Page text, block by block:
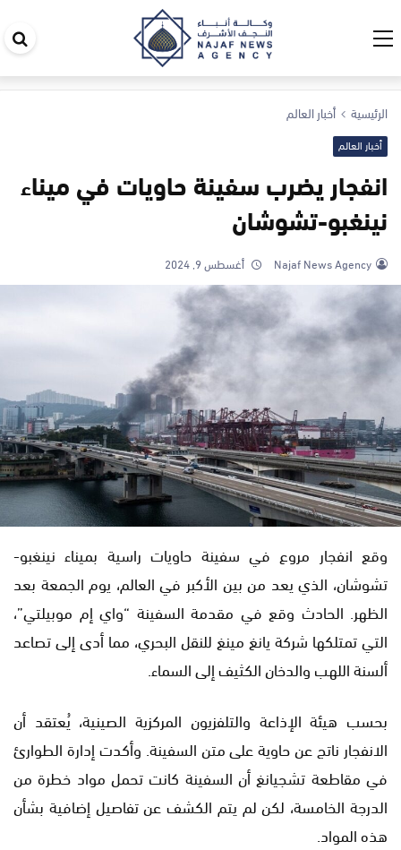
الرئيسية أخبار العالم
أخبار العالم
انفجار يضرب سفينة حاويات في ميناء
نينغبو-تشوشان
Najaf News Agency أغسطس 9, 2024
وقع انفجار مروع في سفينة حاويات راسية بميناء نينغبو-
تشوشان، الذي يعد من بين الأكبر في العالم، يوم الجمعة بعد
الظهر. الحادث وقع في مقدمة السفينة “واي إم موبيلتي”،
التي تمتلكها شركة يانغ مينغ للنقل البحري، مما أدى إلى تصاعد
ألسنة اللهب والدخان الكثيف إلى السماء.
بحسب هيئة الإذاعة والتلفزيون المركزية الصينية، يُعتقد أن
الانفجار ناتج عن حاوية على متن السفينة. وأكدت إدارة الطوارئ
في مقاطعة تشجيانغ أن السفينة كانت تحمل مواد خطرة من
الدرجة الخامسة، لكن لم يتم الكشف عن تفاصيل إضافية بشأن
هذه المواد.